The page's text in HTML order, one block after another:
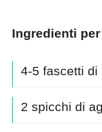
Ingredienti
4-5 fascetti di
2 spicchi di